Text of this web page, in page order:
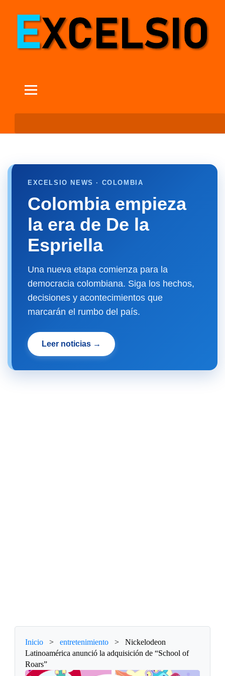
EXCELSIO NEWS · COLOMBIA
Colombia empieza
la era de De la
Espriella
Una nueva etapa comienza para la
democracia colombiana. Siga los hechos,
decisiones y acontecimientos que
marcarán el rumbo del país.
Leer noticias →
Inicio > entretenimiento >
Nickelodeon
Latinoamérica anunció la adquisición de “School of
Roars”